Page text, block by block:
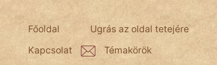
vörös ördög
NapHold
Ugrás az oldal tetejére
Főoldal
Kapcsolat
Témakörök